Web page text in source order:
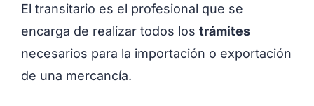
El transitario es el profesional que se
encarga de realizar todos los trámites
necesarios para la importación o exportación
de una mercancía.